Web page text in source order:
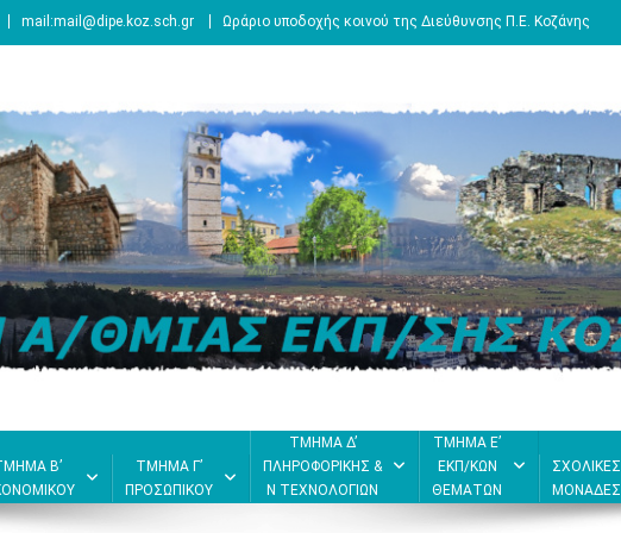
mail:mail@dipe.koz.sch.gr Ωράριο υποδοχής κοινού της Διεύθυνσης Π.Ε. Κοζάνης
Β’
ΤΜΗΜΑ Γ’
ΠΡΟΣΩΠΙΚΟΥ
ΤΜΗΜΑ Δ’
ΠΛΗΡΟΦΟΡΙΚΗΣ &
Ν ΤΕΧΝΟΛΟΓΙΩΝ
ΤΜΗΜΑ Ε’
ΕΚΠ/ΚΩΝ
ΘΕΜΑΤΩΝ
ΣΧΟΛΙΚΕΣ
ΜΟΝΑΔΕΣ